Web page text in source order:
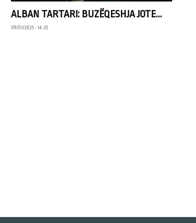
ALBAN TARTARI: BUZËQESHJA JOTE…
09/01/2025 • 14:20